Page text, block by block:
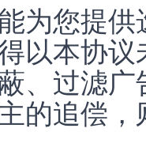
为您提
以本协
、过滤
的追偿